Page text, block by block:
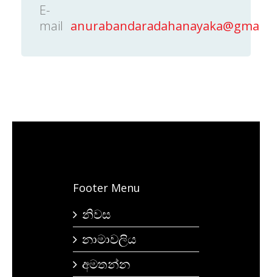
E-
mail
Footer Menu
නිවස
නාමාවලිය
අමතන්න